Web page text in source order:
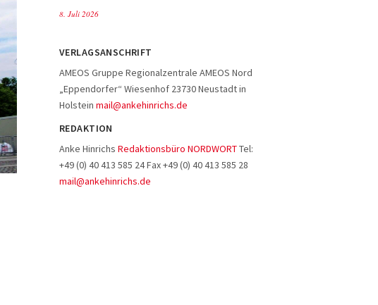
8. Juli 2026
VERLAGSANSCHRIFT
AMEOS Gruppe Regionalzentrale AMEOS Nord
„Eppendorfer“ Wiesenhof 23730 Neustadt in
Holstein mail@ankehinrichs.de
REDAKTION
Anke Hinrichs Redaktionsbüro NORDWORTTel:
+49 (0) 40 413 585 24 Fax +49 (0) 40 413 585 28
mail@ankehinrichs.de